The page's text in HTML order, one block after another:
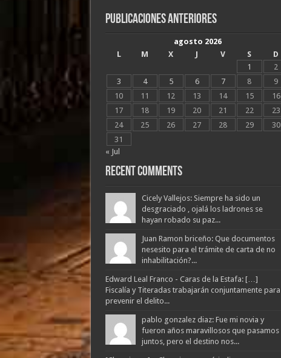
Publicaciones Anteriores
agosto 2026
L
M X J V S
D
1
2
3
4 5 6 7 8
9
10
11 12 13 14 15
16
17
18 19 20 21 22
23
24
25 26 27 28 29
30
31
« Jul
Recent Comments
Cicely Vallejos: Siempre ha sido un
desgraciado , ojalá los ladrones se
hayan robado su paz...
Juan Ramon briceño: Que documentos
nesesito para el trámite de carta de no
inhabilitación?...
Edward Leal Franco - Caras de la Estafa: […]
Fiscalía y Titeradas trabajarán conjuntamente para
prevenir el delito...
pablo gonzalez diaz: Fue mi novia y
fueron años maravillosos que pasamos
juntos, pero el destino nos...